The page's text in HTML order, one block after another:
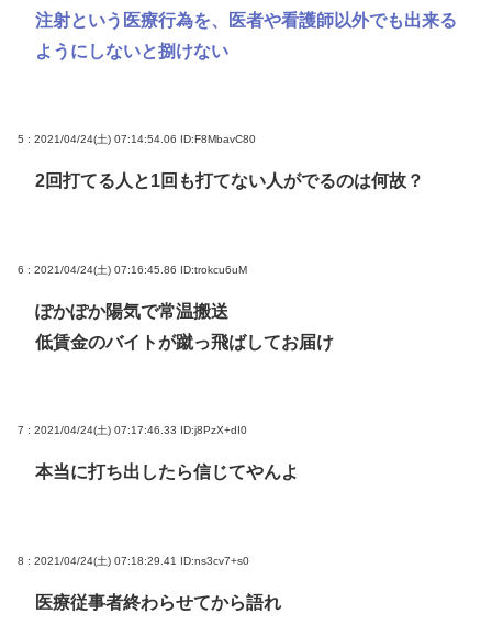
注射という医療行為を、医者や看護師以外でも出来る
ようにしないと捌けない
5 : 2021/04/24(土) 07:14:54.06 ID:F8MbavC80
2回打てる人と1回も打てない人がでるのは何故？
6 : 2021/04/24(土) 07:16:45.86 ID:trokcu6uM
ぽかぽか陽気で常温搬送
低賃金のバイトが蹴っ飛ばしてお届け
7 : 2021/04/24(土) 07:17:46.33 ID:j8PzX+dI0
本当に打ち出したら信じてやんよ
8 : 2021/04/24(土) 07:18:29.41 ID:ns3cv7+s0
医療従事者終わらせてから語れ